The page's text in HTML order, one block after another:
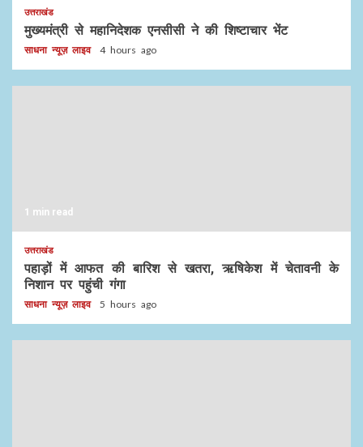
उत्तराखंड
मुख्यमंत्री से महानिदेशक एनसीसी ने की शिष्टाचार भेंट
साधना न्यूज़ लाइव 4 hours ago
1 min read
उत्तराखंड
पहाड़ों में आफत की बारिश से खतरा, ऋषिकेश में चेतावनी के
निशान पर पहुंची गंगा
साधना न्यूज़ लाइव 5 hours ago